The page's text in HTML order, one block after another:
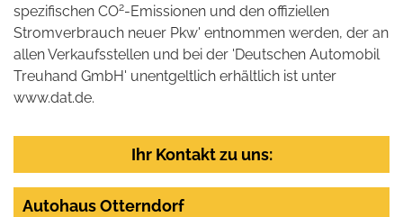
spezifischen CO2-Emissionen und den offiziellen
Stromverbrauch neuer Pkw' entnommen werden, der an
allen Verkaufsstellen und bei der 'Deutschen Automobil
Treuhand GmbH' unentgeltlich erhältlich ist unter
www.dat.de.
Ihr Kontakt zu uns:
Autohaus Otterndorf